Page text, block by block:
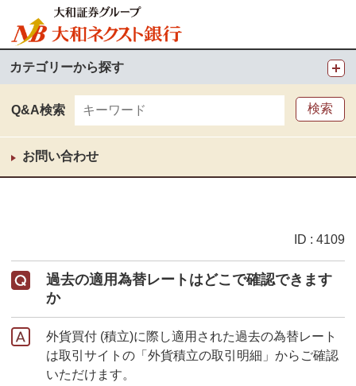
カテゴリーから探す
Q&A検索
お問い合わせ
ID : 4109
過去の適用為替レートはどこで確認できます
か
外貨買付 (積立)に際し適用された過去の為替レート
は取引サイトの「外貨積立の取引明細」からご確認
いただけます。